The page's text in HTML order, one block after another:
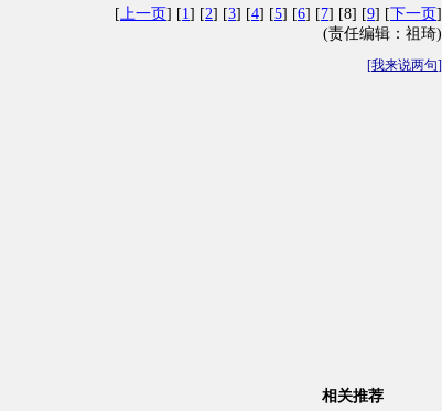
[上一页] [1] [2] [3] [4] [5] [6] [7] [8] [9] [下一页]
(责任编辑：祖琦)
[我来说两句]
相关推荐